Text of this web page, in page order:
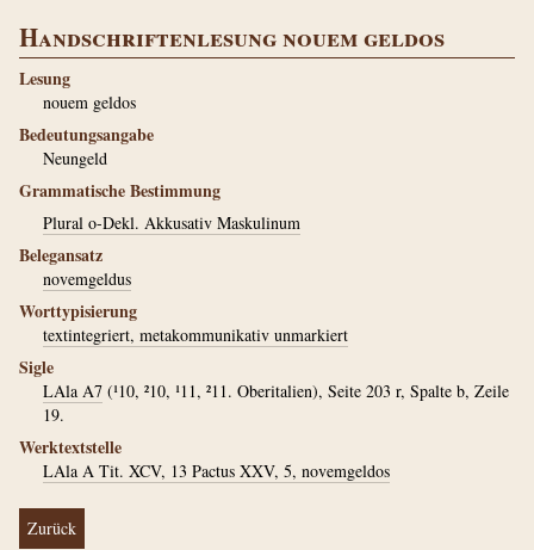
Handschriftenlesung nouem geldos
Lesung
nouem geldos
Bedeutungsangabe
Neungeld
Grammatische Bestimmung
Plural o-Dekl. Akkusativ Maskulinum
Belegansatz
novemgeldus
Worttypisierung
textintegriert, metakommunikativ unmarkiert
Sigle
LAla A7 (¹10, ²10, ¹11, ²11. Oberitalien), Seite 203 r, Spalte b, Zeile
19.
Werktextstelle
LAla A Tit. XCV, 13 Pactus XXV, 5, novemgeldos
Zurück